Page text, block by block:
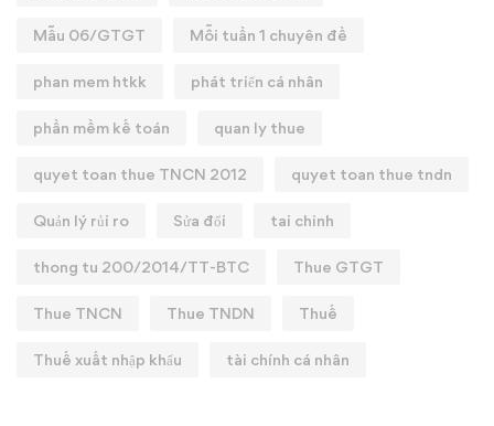
Mẫu 06/GTGT Mỗi tuần 1 chuyên đề
phan mem htkk phát triển cá nhân
phần mềm kế toán quan ly thue
quyet toan thue TNCN 2012 quyet toan thue tndn
Quản lý rủi ro Sửa đổi tai chinh
thong tu 200/2014/TT-BTC Thue GTGT
Thue TNCN Thue TNDN Thuế
Thuế xuất nhập khẩu tài chính cá nhân